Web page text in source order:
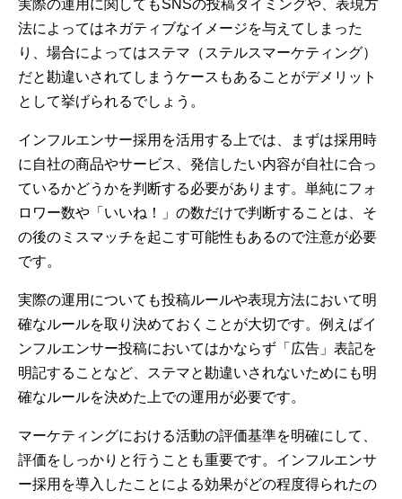
実際の運用に関してもSNSの投稿タイミングや、表現方
法によってはネガティブなイメージを与えてしまった
り、場合によってはステマ（ステルスマーケティング）
だと勘違いされてしまうケースもあることがデメリット
として挙げられるでしょう。
インフルエンサー採用を活用する上では、まずは採用時
に自社の商品やサービス、発信したい内容が自社に合っ
ているかどうかを判断する必要があります。単純にフォ
ロワー数や「いいね！」の数だけで判断することは、そ
の後のミスマッチを起こす可能性もあるので注意が必要
です。
実際の運用についても投稿ルールや表現方法において明
確なルールを取り決めておくことが大切です。例えばイ
ンフルエンサー投稿においてはかならず「広告」表記を
明記することなど、ステマと勘違いされないためにも明
確なルールを決めた上での運用が必要です。
マーケティングにおける活動の評価基準を明確にして、
評価をしっかりと行うことも重要です。インフルエンサ
ー採用を導入したことによる効果がどの程度得られたの